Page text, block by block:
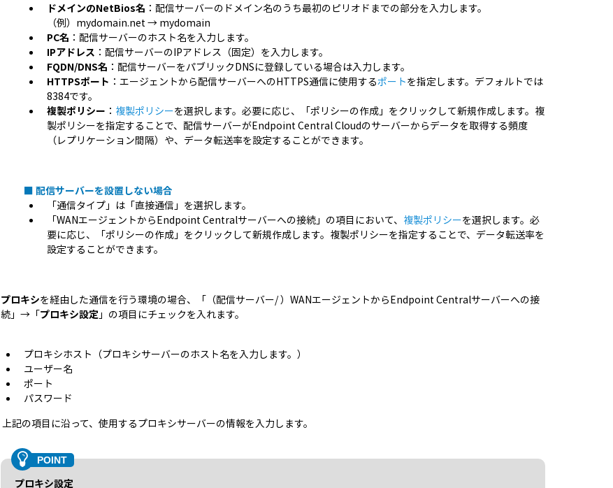
ドメインのNetBios名 ：配信サーバーのドメイン名のうち最初のピリオドまでの部分を入力します。
（例）mydomain.net → mydomain
PC名 ：配信サーバーのホスト名を入力します。
IPアドレス ：配信サーバーのIPアドレス（固定）を入力します。
FQDN/DNS名 ：配信サーバーをパブリックDNSに登録している場合は入力します。
HTTPSポート ：エージェントから配信サーバーへのHTTPS通信に使用するポートを指定します。デフォルトでは
8384です。
複製ポリシー ： 複製ポリシーを選択します。必要に応じ、「ポリシーの作成」をクリックして新規作成します。複
製ポリシーを指定することで、配信サーバーがEndpoint Central Cloudのサーバーからデータを取得する頻度
（レプリケーション間隔）や、データ転送率を設定することができます。
■ 配信サーバーを設置しない場合
「通信タイプ」は「直接通信」を選択します。
「WANエージェントからEndpoint Centralサーバーへの接続」の項目において、 複製ポリシーを選択します。必
要に応じ、「ポリシーの作成」をクリックして新規作成します。複製ポリシーを指定することで、データ転送率を
設定することができます。
プロキシを経由した通信を行う環境の場合、「（配信サーバー/ ）WANエージェントからEndpoint Centralサーバーへの接
続」→「プロキシ設定 」の項目にチェックを入れます。
プロキシホスト（プロキシサーバーのホスト名を入力します。）
ユーザー名
ポート
パスワード
上記の項目に沿って、使用するプロキシサーバーの情報を入力します。
プロキシ設定